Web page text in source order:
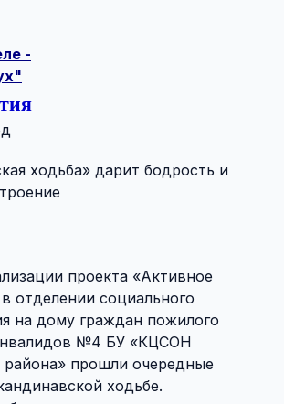
-
ходьба» дарит бодрость и
проекта «Активное
отделении социального
на дому граждан пожилого
№4 БУ «КЦСОН
района» прошли очередные
ходьбе.